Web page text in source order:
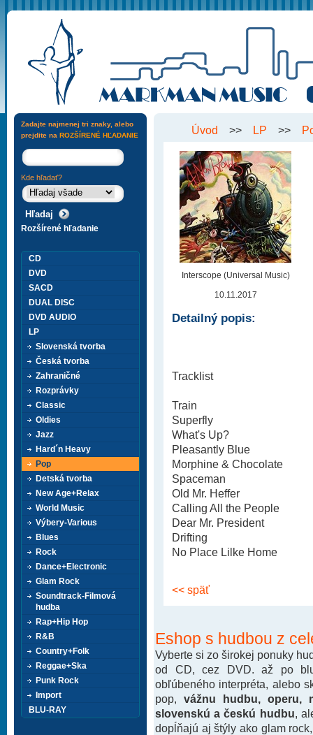
Úvod >> LP >>
Interscope (Universal Music)
10.11.2017
Detailný popis:
Tracklist
Train
Superfly
What's Up?
Pleasantly Blue
Morphine & Chocolate
Spaceman
Old Mr. Heffer
Calling All the People
Dear Mr. President
Drifting
No Place Lilke Home
<< späť
Eshop s hudbou z
Vyberte si zo širokej ponuky
od CD, cez DVD. až po
obľúbeného interpréta, alebo
pop, vážnu hudbu, operu,
slovenskú a českú hudbu ,
dopĺňajú aj štýly ako glam
Zadajte najmenej tri znaky, alebo
prejdite na ROZŠÍRENÉ HĽADANIE
Kde hľadať?
Rozšírené hľadanie
CD
DVD
SACD
DUAL DISC
DVD AUDIO
LP
Slovenská tvorba
Česká tvorba
Zahraničné
Rozprávky
Classic
Oldies
Jazz
Hard´n Heavy
Pop
Detská tvorba
New Age+Relax
World Music
Výbery-Various
Blues
Rock
Dance+Electronic
Glam Rock
Soundtrack-Filmová
hudba
Rap+Hip Hop
R&B
Country+Folk
Reggae+Ska
Punk Rock
Import
BLU-RAY